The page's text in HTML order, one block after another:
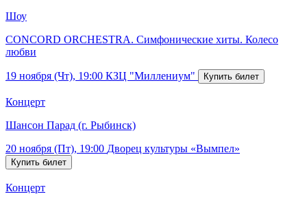
Шоу
CONCORD ORCHESTRA. Симфонические хиты. Колесо
любви
19 ноября (Чт), 19:00 КЗЦ "Миллениум"
Концерт
Шансон Парад (г. Рыбинск)
20 ноября (Пт), 19:00 Дворец культуры «Вымпел»
Концерт